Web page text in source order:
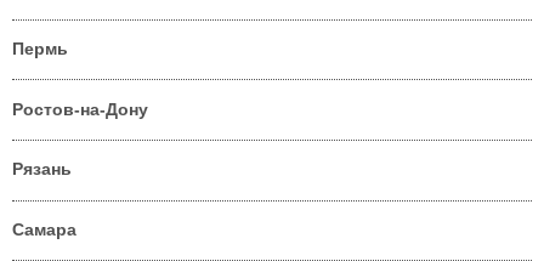
Пермь
Ростов-на-Дону
Рязань
Самара